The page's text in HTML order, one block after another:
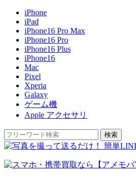
iPhone
iPad
iPhone16 Pro Max
iPhone16 Pro
iPhone16 Plus
iPhone16
Mac
Pixel
Xperia
Galaxy
ゲーム機
Apple アクセサリ
検索